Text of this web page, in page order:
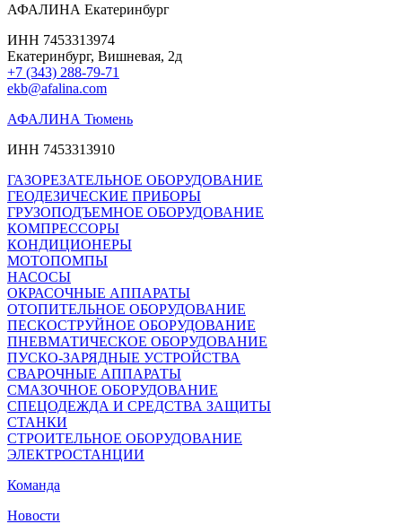
АФАЛИНА Екатеринбург
ИНН 7453313974
Екатеринбург, Вишневая, 2д
+7 (343) 288-79-71
ekb@afalina.com
АФАЛИНА Тюмень
ИНН 7453313910
ГАЗОРЕЗАТЕЛЬНОЕ ОБОРУДОВАНИЕ
ГЕОДЕЗИЧЕСКИЕ ПРИБОРЫ
ГРУЗОПОДЪЕМНОЕ ОБОРУДОВАНИЕ
КОМПРЕССОРЫ
КОНДИЦИОНЕРЫ
МОТОПОМПЫ
НАСОСЫ
ОКРАСОЧНЫЕ АППАРАТЫ
ОТОПИТЕЛЬНОЕ ОБОРУДОВАНИЕ
ПЕСКОСТРУЙНОЕ ОБОРУДОВАНИЕ
ПНЕВМАТИЧЕСКОЕ ОБОРУДОВАНИЕ
ПУСКО-ЗАРЯДНЫЕ УСТРОЙСТВА
СВАРОЧНЫЕ АППАРАТЫ
СМАЗОЧНОЕ ОБОРУДОВАНИЕ
СПЕЦОДЕЖДА И СРЕДСТВА ЗАЩИТЫ
СТАНКИ
СТРОИТЕЛЬНОЕ ОБОРУДОВАНИЕ
ЭЛЕКТРОСТАНЦИИ
Команда
Новости